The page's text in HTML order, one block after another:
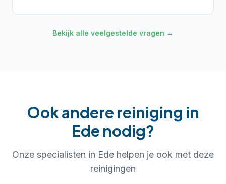
Bekijk alle veelgestelde vragen →
Ook andere reiniging in
Ede nodig?
Onze specialisten in Ede helpen je ook met deze
reinigingen